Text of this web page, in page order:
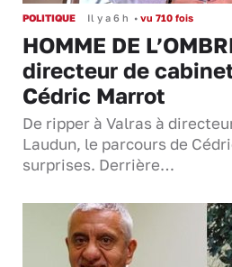
POLITIQUE Il y a 6 h • vu 710 fois
HOMME DE
directeur de
Cédric Marrot
De ripper à Valras à
Laudun, le parcours de
surprises. Derrière…